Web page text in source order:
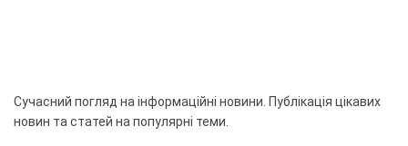
Сучасний погляд на інформаційні новини. Публікація цікавих
новин та статей на популярні теми.